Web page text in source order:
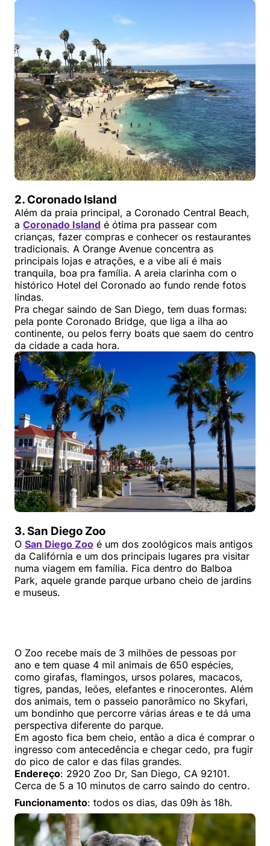
2. Coronado Island
Além da praia principal, a Coronado Central Beach,
a Coronado Island é ótima pra passear com
crianças, fazer compras e conhecer os restaurantes
tradicionais. A Orange Avenue concentra as
principais lojas e atrações, e a vibe ali é mais
tranquila, boa pra família. A areia clarinha com o
histórico Hotel del Coronado ao fundo rende fotos
lindas.
Pra chegar saindo de San Diego, tem duas formas:
pela ponte Coronado Bridge, que liga a ilha ao
continente, ou pelos ferry boats que saem do centro
da cidade a cada hora.
3. San Diego Zoo
O San Diego Zoo é um dos zoológicos mais antigos
da Califórnia e um dos principais lugares pra visitar
numa viagem em família. Fica dentro do Balboa
Park, aquele grande parque urbano cheio de jardins
e museus.
O Zoo recebe mais de 3 milhões de pessoas por
ano e tem quase 4 mil animais de 650 espécies,
como girafas, flamingos, ursos polares, macacos,
tigres, pandas, leões, elefantes e rinocerontes. Além
dos animais, tem o passeio panorâmico no Skyfari,
um bondinho que percorre várias áreas e te dá uma
perspectiva diferente do parque.
Em agosto fica bem cheio, então a dica é comprar o
ingresso com antecedência e chegar cedo, pra fugir
do pico de calor e das filas grandes.
Endereço: 2920 Zoo Dr, San Diego, CA 92101.
Cerca de 5 a 10 minutos de carro saindo do centro.
Funcionamento: todos os dias, das 09h às 18h.